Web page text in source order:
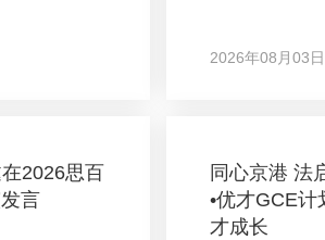
2026年08月03日
2026思百
言
同心京港 法
•优才GCE计
才成长